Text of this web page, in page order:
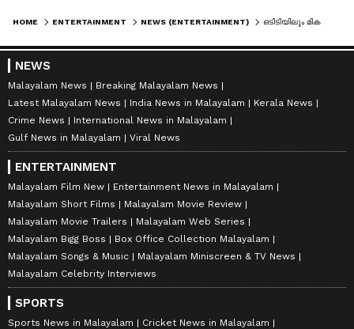
HOME ENTERTAINMENT NEWS (ENTERTAINMENT)
NEWS
Malayalam News
Breaking Malayalam News
Latest Malayalam News
India News in Malayalam
Kerala News
Crime News
International News in Malayalam
Gulf News in Malayalam
Viral News
ENTERTAINMENT
Malayalam Film New
Entertainment News in Malayalam
Malayalam Short Films
Malayalam Movie Review
Malayalam Movie Trailers
Malayalam Web Series
Malayalam Bigg Boss
Box Office Collection Malayalam
Malayalam Songs & Music
Malayalam Miniscreen & TV News
Malayalam Celebrity Interviews
SPORTS
Sports News in Malayalam
Cricket News in Malayalam